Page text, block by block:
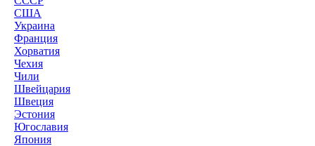
США
Украина
Франция
Хорватия
Чехия
Чили
Швейцария
Швеция
Эстония
Югославия
Япония